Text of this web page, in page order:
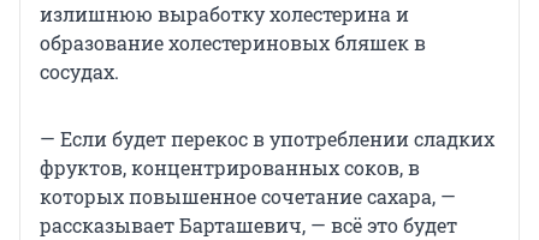
излишнюю выработку холестерина и
образование холестериновых бляшек в
сосудах.
— Если будет перекос в употреблении сладких
фруктов, концентрированных соков, в
которых повышенное сочетание сахара, —
рассказывает Барташевич, — всё это будет